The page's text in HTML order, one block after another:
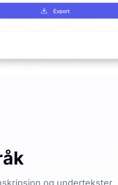
og undertekster